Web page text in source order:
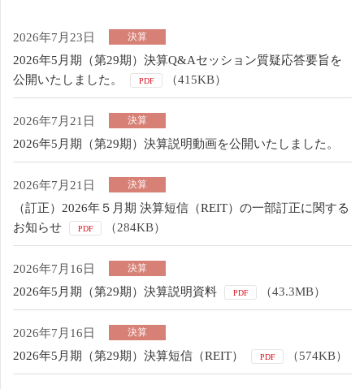
2026年7月23日 決算
2026年5月期（第29期）決算Q&Aセッション質疑応答要旨を
公開いたしました。
PDF （415KB）
2026年7月21日 決算
2026年5月期（第29期）決算説明動画を公開いたしました。
2026年7月21日 決算
（訂正）2026年５月期 決算短信（REIT）の一部訂正に関する
お知らせ
PDF （284KB）
2026年7月16日 決算
2026年5月期（第29期）決算説明資料 PDF （43.3MB）
2026年7月16日 決算
2026年5月期（第29期）決算短信（REIT） PDF （574KB）